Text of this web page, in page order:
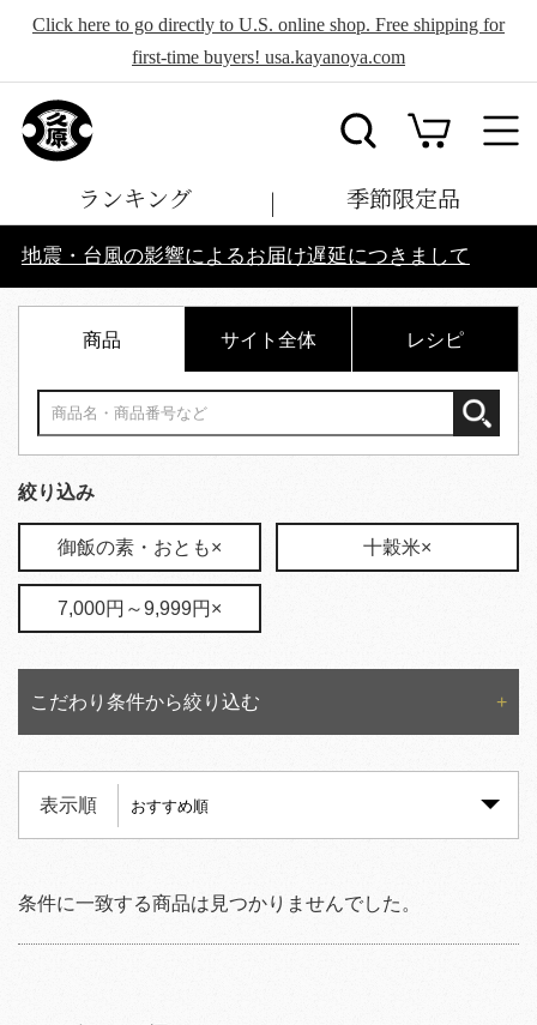
Click here to go directly to U.S. online shop. Free shipping for
first-time buyers! usa.kayanoya.com
ランキング 季節限定品
地震・台風の影響によるお届け遅延につきまして
商品 サイト全体 レシピ
絞り込み
御飯の素・おとも× 十穀米×
7,000円～9,999円×
こだわり条件から絞り込む
表示順
条件に一致する商品は見つかりませんでした。